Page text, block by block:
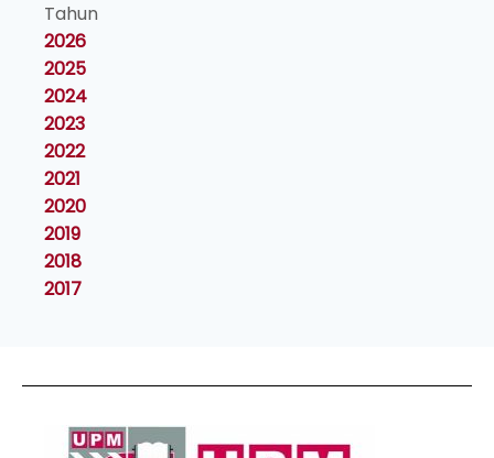
Tahun
2026
2025
2024
2023
2022
2021
2020
2019
2018
2017